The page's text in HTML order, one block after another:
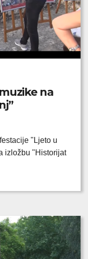
na
"Ljeto u
izložbu "Historijat